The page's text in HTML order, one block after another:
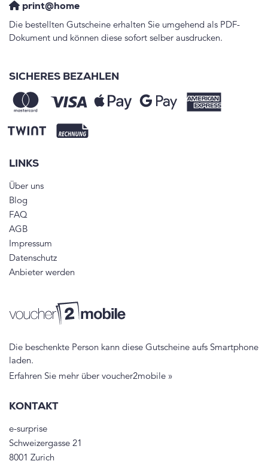
print@home
Die bestellten Gutscheine erhalten Sie umgehend als PDF-
Dokument und können diese sofort selber ausdrucken.
SICHERES BEZAHLEN
LINKS
Über uns
Blog
FAQ
AGB
Impressum
Datenschutz
Anbieter werden
Die beschenkte Person kann diese Gutscheine aufs Smartphone
laden.
Erfahren Sie mehr über voucher2mobile »
KONTAKT
e-surprise
Schweizergasse 21
8001 Zurich